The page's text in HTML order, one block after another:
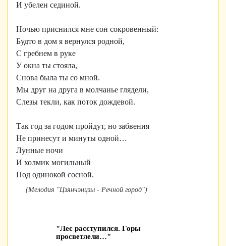
И убелен сединой.
Ночью приснился мне сон сокровенный:
Будто в дом я вернулся родной,
С гребнем в руке
У окна ты стояла,
Снова была ты со мной.
Мы друг на друга в молчанье глядели,
Слезы текли, как поток дождевой.
Так год за годом пройдут, но забвения
Не принесут и минуты одной…
Лунные ночи
И холмик могильный
Под одинокой сосной.
(Мелодия "Цзянчэнцзы - Речной город")
"Лес расступился. Горы
просветлели…"